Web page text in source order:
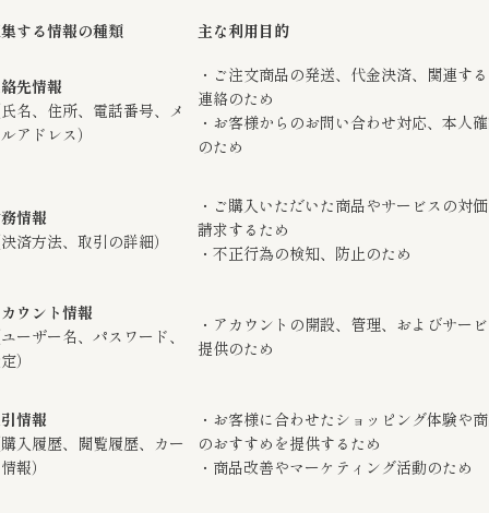
する情報の種類
主な利用目的
先情報
名、住所、電話番号、メ
アドレス）
・ご注文商品の発送、代金決済、関連す
連絡のため
・お客様からのお問い合わせ対応、本人
のため
情報
済方法、取引の詳細）
・ご購入いただいた商品やサービスの対
請求するため
・不正行為の検知、防止のため
ウント情報
ーザー名、パスワード、
）
・アカウントの開設、管理、およびサー
提供のため
情報
入履歴、閲覧履歴、カー
報）
・お客様に合わせたショッピング体験や
のおすすめを提供するため
・商品改善やマーケティング活動のため